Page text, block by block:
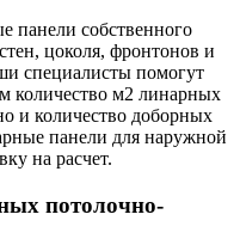
панели собственного
цоколя, фронтонов и
помогут
количество м2 линарных
и количество доборных
панели для наружной
на расчет.
потолочно-